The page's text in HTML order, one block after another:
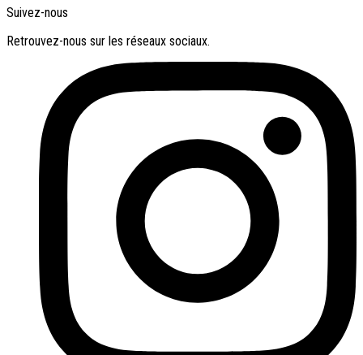
Suivez-nous
Retrouvez-nous sur les réseaux sociaux.